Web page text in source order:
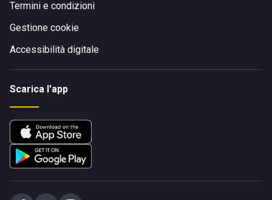
Termini e condizioni
Gestione cookie
Accessibilità digitale
Scarica l'app